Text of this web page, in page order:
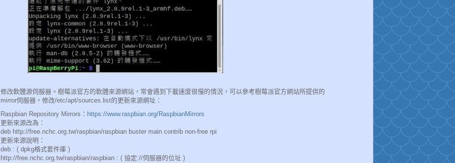
修改軟體源伺服器。樹莓派官方的軟體來源網站，常會遇到下載速度很慢的情況，可以參考樹莓派官方網站所提供的
mirror伺服器，修改/etc/apt/sources.list的更新來源網址：
Raspbian Repository Mirrors： https://www.raspbian.org/RaspbianMirrors
更新來源改為：
deb http://free.nchc.org.tw/raspbian/raspbian buster main contrib non-free rpi
更新來源說明：
deb : ( dpkg格式套件庫 )
http://free.nchc.org.tw/raspbian/raspbian : ( 協定://伺服器的位址 )